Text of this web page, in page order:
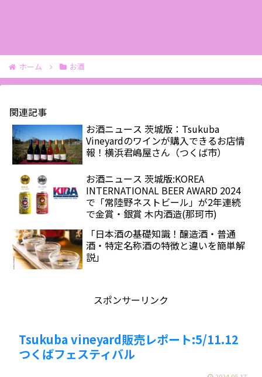
ホーム お酒
関連記事
お酒ニュース 茨城版：Tsukuba
Vineyardのワインが購入できるお店情
報！横浜君嶋屋さん（つくば市）
お酒ニュース 茨城版:KOREA
INTERNATIONAL BEER AWARD 2024
で「常陸野ネストビール」が2年連続
で金賞・銀賞 木内酒造(那珂市)
「日本酒の基礎知識！醸造酒・普通
酒・特定名称酒の特徴と違いを簡単解
説」
スポンサーリンク
Tsukuba vineyard販売レポート:5/11.12
つくばフェスティバル